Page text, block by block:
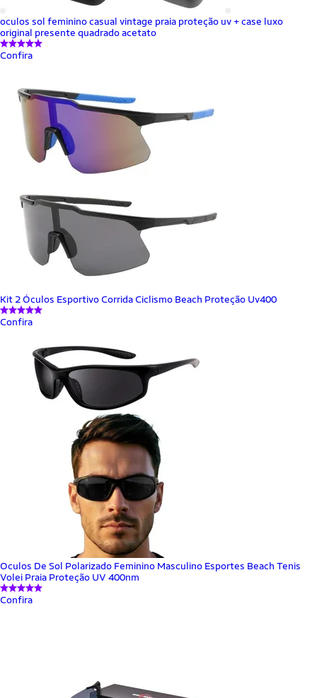
oculos sol feminino casual vintage praia proteção uv + case luxo
original presente quadrado acetato
Confira
Kit 2 Óculos Esportivo Corrida Ciclismo Beach Proteção Uv400
Confira
Oculos De Sol Polarizado Feminino Masculino Esportes Beach Tenis
Volei Praia Proteção UV 400nm
Confira